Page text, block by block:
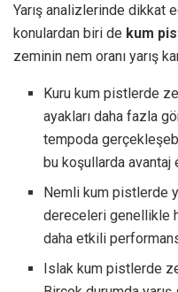
Yarış analizlerinde dikkat
konulardan biri de kum
zeminin nem oranı yarış
Kuru kum pistlerde
ayakları daha fazla
tempoda
bu koşullarda avantaj
Nemli kum pistlerde
dereceleri genellikle
daha etkili
Islak kum pistlerde